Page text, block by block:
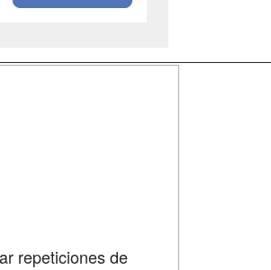
repeticiones de